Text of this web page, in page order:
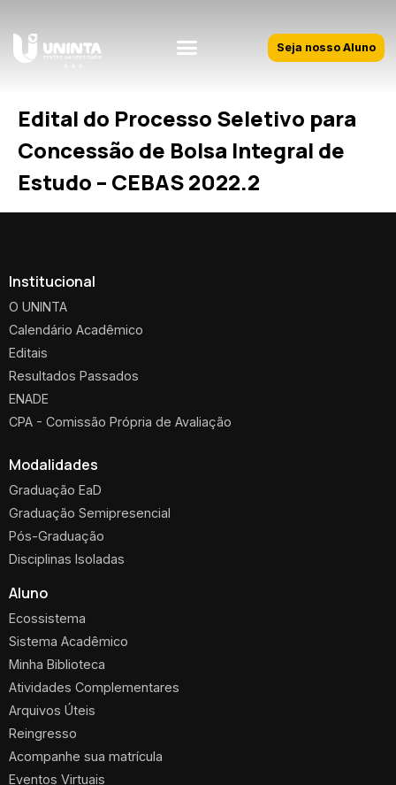
Seja nosso Aluno
Edital do Processo Seletivo para
Concessão de Bolsa Integral de
Estudo – CEBAS 2022.2
Institucional
O UNINTA
Calendário Acadêmico
Editais
Resultados Passados
ENADE
CPA - Comissão Própria de Avaliação
Modalidades
Graduação EaD
Graduação Semipresencial
Pós-Graduação
Disciplinas Isoladas
Aluno
Ecossistema
Sistema Acadêmico
Minha Biblioteca
Atividades Complementares
Arquivos Úteis
Reingresso
Acompanhe sua matrícula
Eventos Virtuais